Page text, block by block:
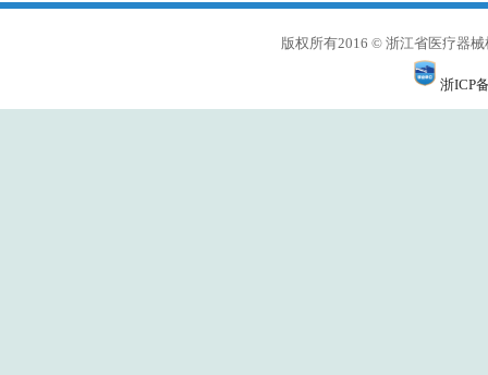
版权所有2016 © 浙江省医疗器
浙ICP